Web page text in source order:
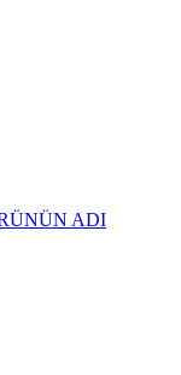
ADI